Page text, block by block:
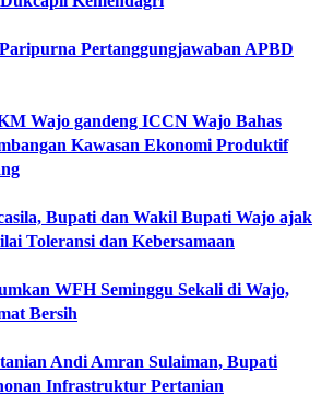
Pertanggungjawaban APBD
Wajo gandeng ICCN Wajo Bahas
Kawasan Ekonomi Produktif
Bupati dan Wakil Bupati Wajo ajak
Toleransi dan Kebersamaan
WFH Seminggu Sekali di Wajo,
Bersih
Andi Amran Sulaiman, Bupati
Infrastruktur Pertanian